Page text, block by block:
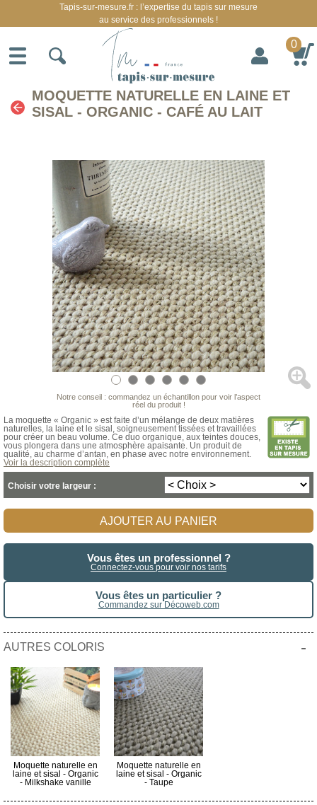
MOQUETTE NATURELLE EN LAINE ET
SISAL - ORGANIC - CAFÉ AU LAIT
Notre conseil : commandez un échantillon pour voir l’aspect
réel du produit !
La moquette « Organic » est faite d’un mélange de deux matières
naturelles, la laine et le sisal, soigneusement tissées et travaillées
pour créer un beau volume. Ce duo organique, aux teintes douces,
vous plongera dans une atmosphère apaisante. Un produit de
qualité, au charme d’antan, en phase avec notre environnement.
Voir la description complète
Choisir votre largeur :
AJOUTER AU PANIER
Vous êtes un professionnel ?
Connectez-vous pour voir nos tarifs
Vous êtes un particulier ?
Commandez sur Décoweb.com
AUTRES COLORIS -
Moquette naturelle en
laine et sisal - Organic
- Milkshake vanille
Moquette naturelle en
laine et sisal - Organic
- Taupe
Tapis-sur-mesure.fr : l’expertise du tapis sur mesure
au service des professionnels !
0